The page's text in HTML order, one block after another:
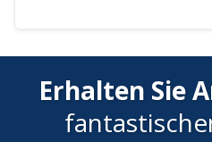
Erhalten Sie